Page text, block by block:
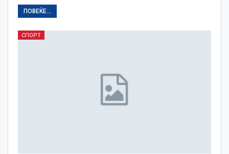
ПОВЕЌЕ...
СПОРТ